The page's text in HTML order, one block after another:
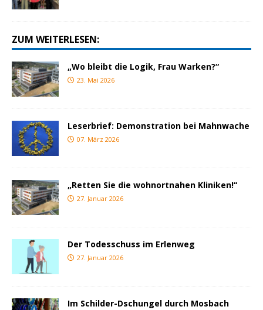
ZUM WEITERLESEN:
„Wo bleibt die Logik, Frau Warken?“
23. Mai 2026
Leserbrief: Demonstration bei Mahnwache
07. März 2026
„Retten Sie die wohnortnahen Kliniken!“
27. Januar 2026
Der Todesschuss im Erlenweg
27. Januar 2026
Im Schilder-Dschungel durch Mosbach